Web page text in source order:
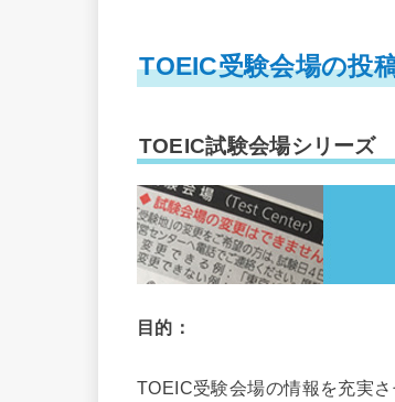
TOEIC受験会場の投
TOEIC試験会場シリーズ
目的：
TOEIC受験会場の情報を充実